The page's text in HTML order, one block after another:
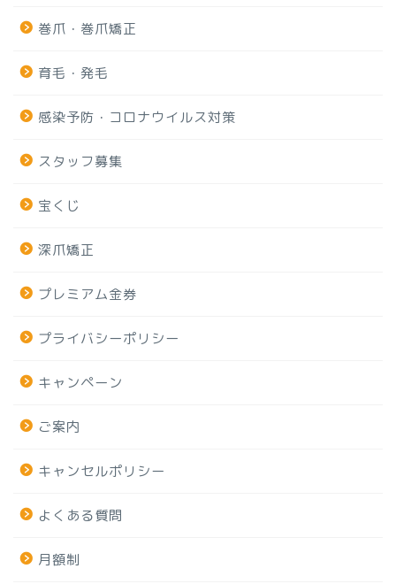
巻爪・巻爪矯正
育毛・発毛
感染予防・コロナウイルス対策
スタッフ募集
宝くじ
深爪矯正
プレミアム金券
プライバシーポリシー
キャンペーン
ご案内
キャンセルポリシー
よくある質問
月額制